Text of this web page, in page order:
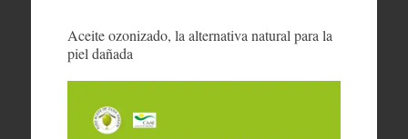
Aceite ozonizado, la alternativa natural para la
piel dañada